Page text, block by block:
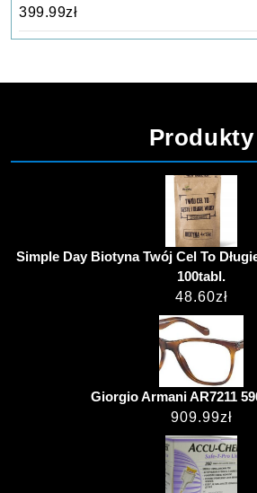
399.99zł
Produkty
Simple Day Biotyna Twój Cel To
100tabl.
48.60zł
Giorgio Armani AR7211
909.99zł